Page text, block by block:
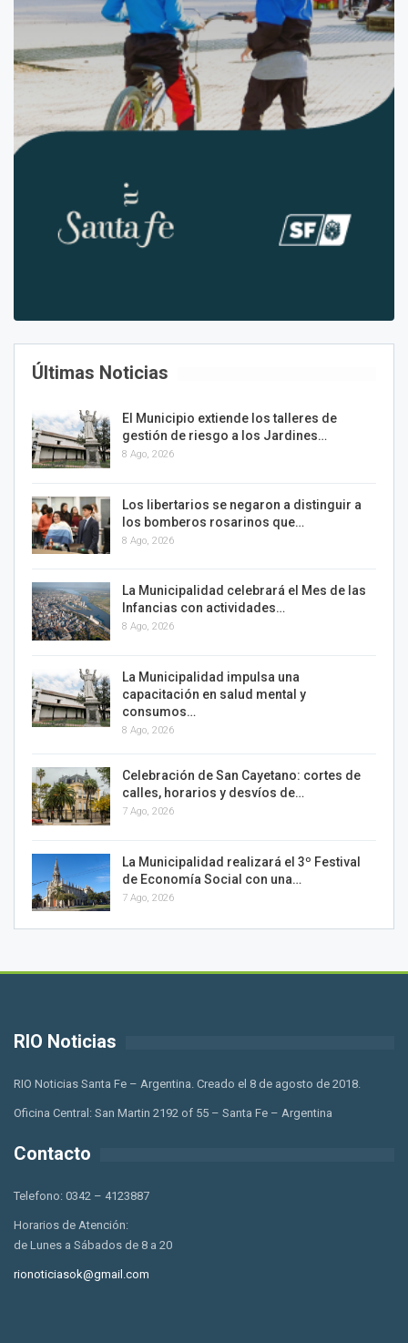
Últimas Noticias
El Municipio extiende los talleres de
gestión de riesgo a los Jardines…
8 Ago, 2026
Los libertarios se negaron a distinguir a
los bomberos rosarinos que…
8 Ago, 2026
La Municipalidad celebrará el Mes de las
Infancias con actividades…
8 Ago, 2026
La Municipalidad impulsa una
capacitación en salud mental y
consumos…
8 Ago, 2026
Celebración de San Cayetano: cortes de
calles, horarios y desvíos de…
7 Ago, 2026
La Municipalidad realizará el 3º Festival
de Economía Social con una…
7 Ago, 2026
RIO Noticias
RIO Noticias Santa Fe – Argentina. Creado el 8 de agosto de 2018.
Oficina Central: San Martin 2192 of 55 – Santa Fe – Argentina
Contacto
Telefono: 0342 – 4123887
Horarios de Atención:
de Lunes a Sábados de 8 a 20
rionoticiasok@gmail.com